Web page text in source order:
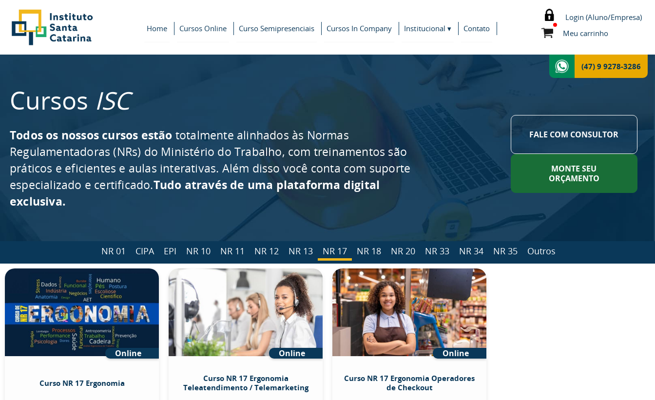
Home Cursos Online Curso Semipresenciais Cursos In Company Institucional ▾ Contato
Login (Aluno/Empresa)
Meu carrinho
(47) 9 9278-3286
Cursos ISC
Todos os nossos cursos estão totalmente alinhados às Normas
Regulamentadoras (NRs) do Ministério do Trabalho, com treinamentos são
práticos e eficientes e aulas interativas. Além disso você conta com suporte
especializado e certificado.Tudo através de uma plataforma digital
exclusiva.
FALE COM CONSULTOR
MONTE SEU
ORÇAMENTO
NR 01 CIPA EPI NR 10 NR 11 NR 12 NR 13 NR 17 NR 18 NR 20 NR 33 NR 34 NR 35 Outros
Online
Curso NR 17 Ergonomia
Online
Curso NR 17 Ergonomia
Teleatendimento / Telemarketing
Online
Curso NR 17 Ergonomia Operadores
de Checkout